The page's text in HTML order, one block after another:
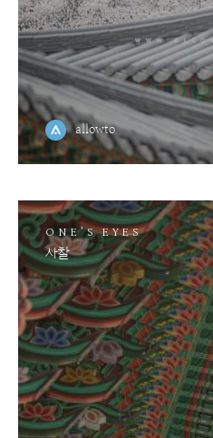
allowto
ONE'S EYES
사찰